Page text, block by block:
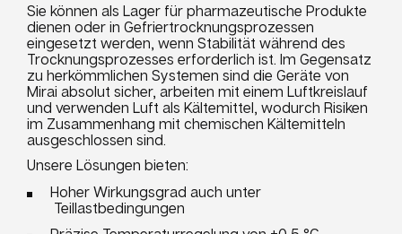
Sie können als Lager für pharmazeutische Produkte
dienen oder in Gefriertrocknungsprozessen
eingesetzt werden, wenn Stabilität während des
Trocknungsprozesses erforderlich ist. Im Gegensatz
zu herkömmlichen Systemen sind die Geräte von
Mirai absolut sicher, arbeiten mit einem Luftkreislauf
und verwenden Luft als Kältemittel, wodurch Risiken
im Zusammenhang mit chemischen Kältemitteln
ausgeschlossen sind.
Unsere Lösungen bieten:
Hoher Wirkungsgrad auch unter
Teillastbedingungen